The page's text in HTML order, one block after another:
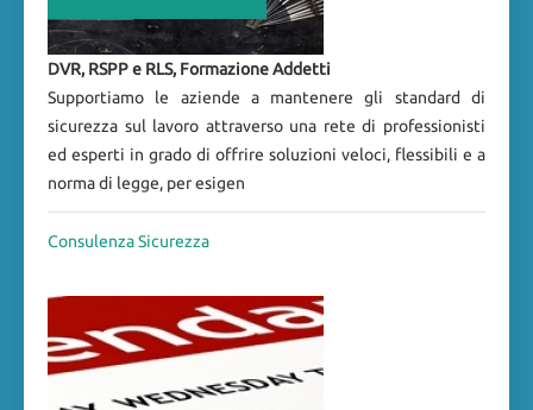
DVR, RSPP e RLS, Formazione Addetti
Supportiamo le aziende a mantenere gli standard di
sicurezza sul lavoro attraverso una rete di professionisti
ed esperti in grado di offrire soluzioni veloci, flessibili e a
norma di legge, per esigen
Consulenza Sicurezza